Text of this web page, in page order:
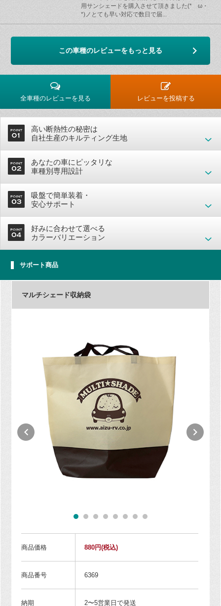
用サンシェードを購入させて頂きました(*ゝω・
*)ノとても早い対応で数日で届...
この車種のレビューをもっと見る
全車種のレビューを見る レビューを投稿する
高い断熱性の秘密は
自社生産のキルティング生地
あなたの車にピッタリな
車種別専用設計
吸盤で簡単装着・
安心サポート
好みに合わせて選べる
カラーバリエーション
サポート商品
マルチシェード収納袋
商品価格 880円(税込)
商品番号 6369
納期 2〜5営業日で発送